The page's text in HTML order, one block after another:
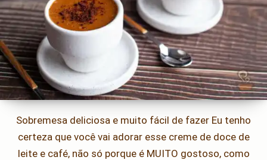
Sobremesa deliciosa e muito fácil de fazer Eu tenho
certeza que você vai adorar esse creme de doce de
leite e café, não só porque é MUITO gostoso, como